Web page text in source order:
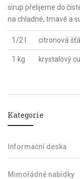
sirup přelijeme do
na chladné, tmavé a
1/2 l citronová
1 kg krystalový
Kategorie
Informační deska
Mimořádné nabídky